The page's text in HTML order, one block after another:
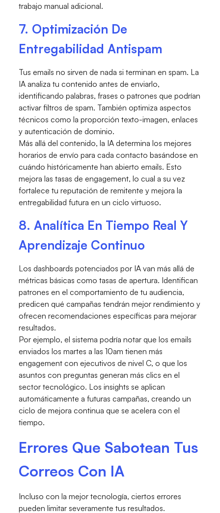
trabajo manual adicional.
7. Optimización De
Entregabilidad Antispam
Tus emails no sirven de nada si terminan en spam. La
IA analiza tu contenido antes de enviarlo,
identificando palabras, frases o patrones que podrían
activar filtros de spam. También optimiza aspectos
técnicos como la proporción texto-imagen, enlaces
y autenticación de dominio.
Más allá del contenido, la IA determina los mejores
horarios de envío para cada contacto basándose en
cuándo históricamente han abierto emails. Esto
mejora las tasas de engagement, lo cual a su vez
fortalece tu reputación de remitente y mejora la
entregabilidad futura en un ciclo virtuoso.
8. Analítica En Tiempo Real Y
Aprendizaje Continuo
Los dashboards potenciados por IA van más allá de
métricas básicas como tasas de apertura. Identifican
patrones en el comportamiento de tu audiencia,
predicen qué campañas tendrán mejor rendimiento y
ofrecen recomendaciones específicas para mejorar
resultados.
Por ejemplo, el sistema podría notar que los emails
enviados los martes a las 10am tienen más
engagement con ejecutivos de nivel C, o que los
asuntos con preguntas generan más clics en el
sector tecnológico. Los insights se aplican
automáticamente a futuras campañas, creando un
ciclo de mejora continua que se acelera con el
tiempo.
Errores Que Sabotean Tus
Correos Con IA
Incluso con la mejor tecnología, ciertos errores
pueden limitar severamente tus resultados.